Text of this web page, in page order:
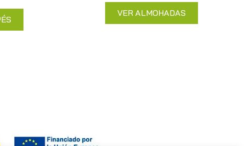
VER ALMOHADAS